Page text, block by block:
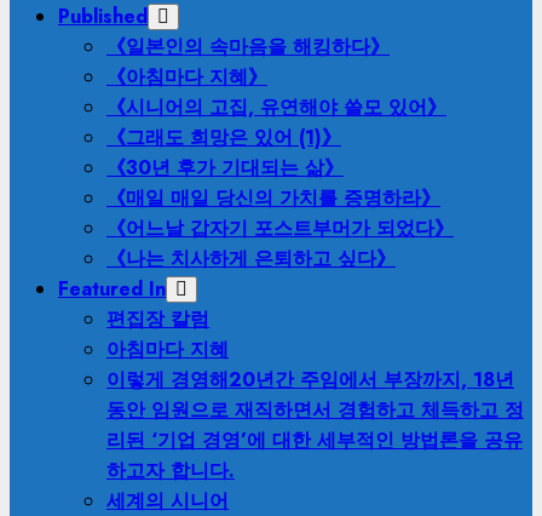
Published
《일본인의 속마음을 해킹하다》
《아침마다 지혜》
《시니어의 고집, 유연해야 쓸모 있어》
《그래도 희망은 있어 (1)》
《30년 후가 기대되는 삶》
《매일 매일 당신의 가치를 증명하라》
《어느날 갑자기 포스트부머가 되었다》
《나는 치사하게 은퇴하고 싶다》
Featured In
편집장 칼럼
아침마다 지혜
이렇게 경영해20년간 주임에서 부장까지, 18년
동안 임원으로 재직하면서 경험하고 체득하고 정
리된 ‘기업 경영’에 대한 세부적인 방법론을 공유
하고자 합니다.
세계의 시니어